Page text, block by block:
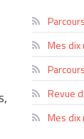
Mes
Revue
Mes dix